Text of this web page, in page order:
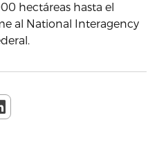
hectáreas hasta el
al National Interagency